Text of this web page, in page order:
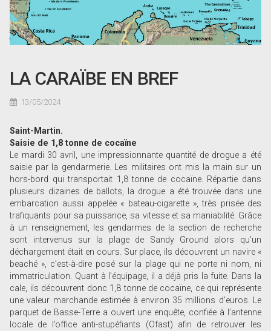
LA CARAÏBE EN BREF
13/05/2024
Saint-Martin.
Saisie de 1,8 tonne de cocaïne
Le mardi 30 avril, une impressionnante quantité de drogue a été
saisie par la gendarmerie. Les militaires ont mis la main sur un
hors-bord qui transportait 1,8 tonne de cocaïne. Répartie dans
plusieurs dizaines de ballots, la drogue a été trouvée dans une
embarcation aussi appelée « bateau-cigarette », très prisée des
trafiquants pour sa puissance, sa vitesse et sa maniabilité. Grâce
à un renseignement, les gendarmes de la section de recherche
sont intervenus sur la plage de Sandy Ground alors qu’un
déchargement était en cours. Sur place, ils découvrent un navire «
beaché », c’est-à-dire posé sur la plage qui ne porte ni nom, ni
immatriculation. Quant à l’équipage, il a déjà pris la fuite. Dans la
cale, ils découvrent donc 1,8 tonne de cocaïne, ce qui représente
une valeur marchande estimée à environ 35 millions d’euros. Le
parquet de Basse-Terre a ouvert une enquête, confiée à l’antenne
locale de l’office anti-stupéfiants (Ofast) afin de retrouver les